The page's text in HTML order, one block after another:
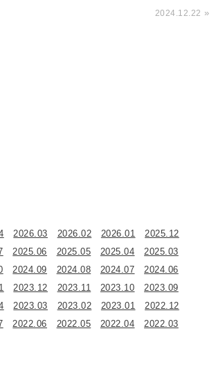
2024.12.22 »
2026.03 2026.02 2026.01
2025.12
2025.06 2025.05 2025.04
2025.03
2024.09 2024.08 2024.07
2024.06
2023.12 2023.11 2023.10
2023.09
2023.03 2023.02 2023.01
2022.12
2022.06 2022.05 2022.04
2022.03